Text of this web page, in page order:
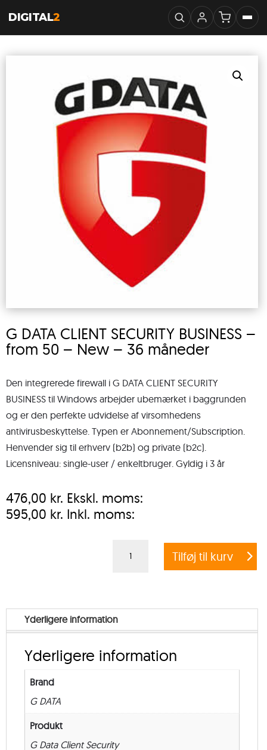
DIGITAL2
G DATA CLIENT SECURITY BUSINESS –
from 50 – New – 36 måneder
Den integrerede firewall i G DATA CLIENT SECURITY
BUSINESS til Windows arbejder ubemærket i baggrunden
og er den perfekte udvidelse af virsomhedens
antivirusbeskyttelse. Typen er Abonnement/Subscription.
Henvender sig til erhverv (b2b) og private (b2c).
Licensniveau: single-user / enkeltbruger. Gyldig i 3 år
476,00 kr. Ekskl. moms:
595,00 kr. Inkl. moms:
BUSINESS
–
50
måneder
Tilføj til kurv
Yderligere information
Yderligere information
Brand
G DATA
Produkt
G Data Client Security